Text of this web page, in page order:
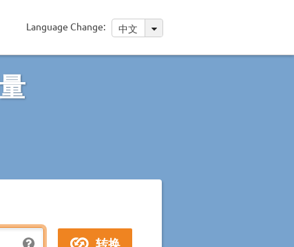
Language Change: 中文